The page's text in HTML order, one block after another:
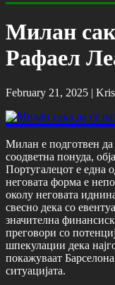
Милан
Рафаел
February 21, 2025 |
Милан е подготвен да
соодветна понуда,
Португалецот е една
неговата форма е
околу неговата
свесно дека со
значителна
преговори со
шпекулации дека
покажуваат
ситуацијата.